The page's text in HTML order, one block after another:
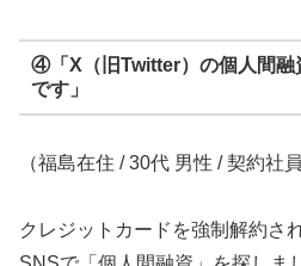
④「X（旧Twitter）の個人間融
です」
（福島在住 / 30代 男性 / 契約社員
クレジットカードを強制解約さ